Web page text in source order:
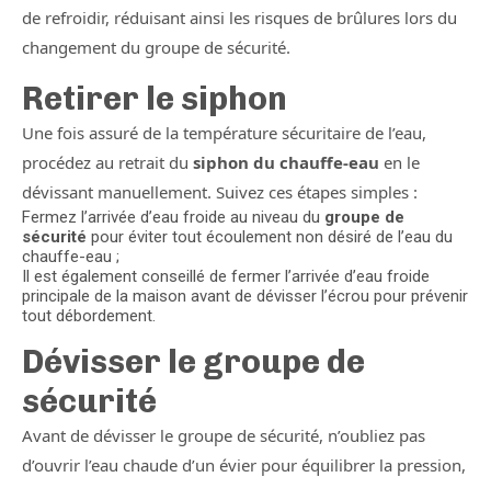
de refroidir, réduisant ainsi les risques de brûlures lors du
changement du groupe de sécurité.
Retirer le siphon
Une fois assuré de la température sécuritaire de l’eau,
procédez au retrait du siphon du chauffe-eau en le
dévissant manuellement. Suivez ces étapes simples :
Fermez l’arrivée d’eau froide au niveau du groupe de
sécurité pour éviter tout écoulement non désiré de l’eau du
chauffe-eau ;
Il est également conseillé de fermer l’arrivée d’eau froide
principale de la maison avant de dévisser l’écrou pour prévenir
tout débordement.
Dévisser le groupe de
sécurité
Avant de dévisser le groupe de sécurité, n’oubliez pas
d’ouvrir l’eau chaude d’un évier pour équilibrer la pression,